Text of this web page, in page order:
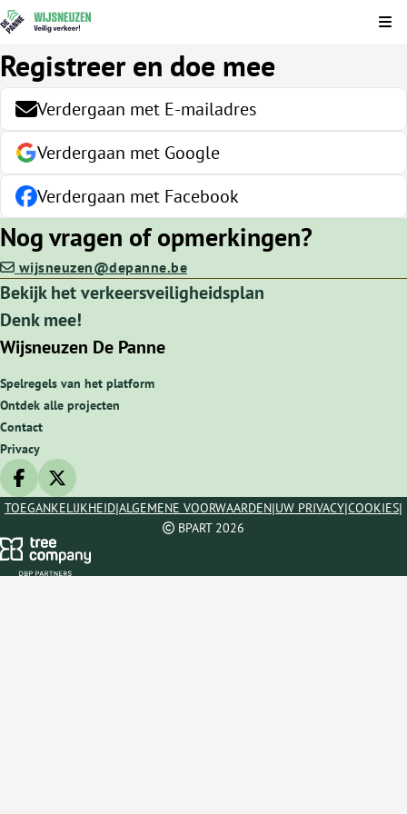
Registreer en doe mee
Verdergaan met E-mailadres
Verdergaan met Google
Verdergaan met Facebook
Nog vragen of opmerkingen?
wijsneuzen@depanne.be
Bekijk het verkeersveiligheidsplan
Denk mee!
Wijsneuzen De Panne
Spelregels van het platform
Ontdek alle projecten
Contact
Privacy
Deel op facebook
Deel op X
TOEGANKELIJKHEID|ALGEMENE VOORWAARDEN|UW PRIVACY|COOKIES|
BPART 2026